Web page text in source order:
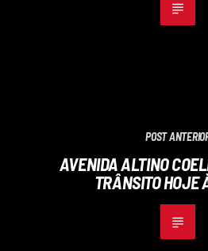
POST
AVENIDA ALTINO
TRÂNSITO HOJE